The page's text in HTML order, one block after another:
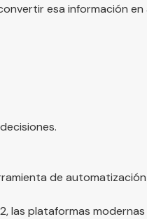
esa información en
de
, las plataformas